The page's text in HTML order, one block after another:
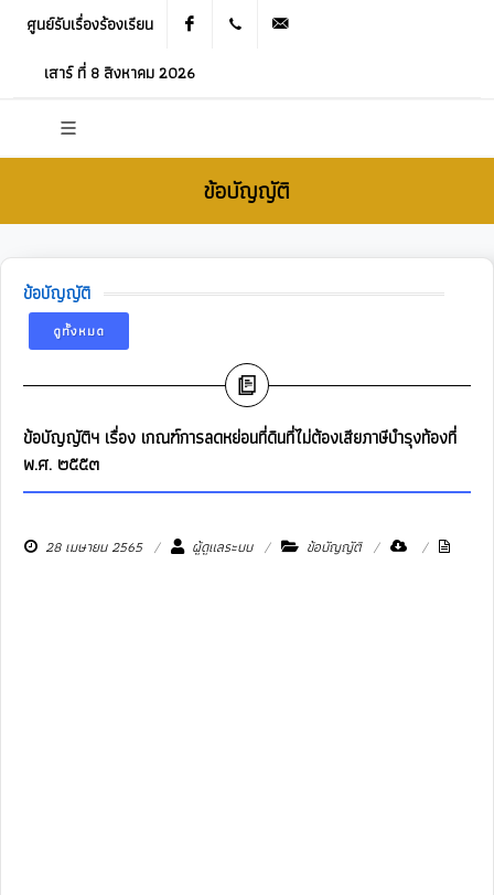
ศูนย์รับเรื่องร้องเรียน Facebook 021905536
เสาร์ ที่ 8 สิงหาคม 2026
ข้อบัญญัติ
ข้อบัญญัติ
ดูทั้งหมด
ข้อบัญญัติฯ เรื่อง เกณฑ์การลดหย่อนที่ดินที่ไม่ต้องเสียภาษีบํารุงท้องที่
พ.ศ. ๒๕๕๓
28 เมษายน 2565 ผู้ดูแลระบบ ข้อบัญญัติ